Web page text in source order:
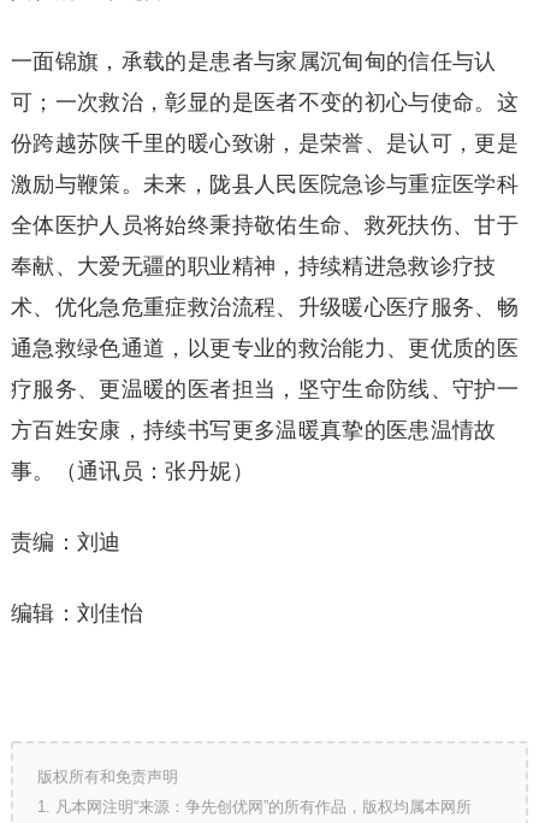
一面锦旗，承载的是患者与家属沉甸甸的信任与认
可；一次救治，彰显的是医者不变的初心与使命。这
份跨越苏陕千里的暖心致谢，是荣誉、是认可，更是
激励与鞭策。未来，陇县人民医院急诊与重症医学科
全体医护人员将始终秉持敬佑生命、救死扶伤、甘于
奉献、大爱无疆的职业精神，持续精进急救诊疗技
术、优化急危重症救治流程、升级暖心医疗服务、畅
通急救绿色通道，以更专业的救治能力、更优质的医
疗服务、更温暖的医者担当，坚守生命防线、守护一
方百姓安康，持续书写更多温暖真挚的医患温情故
事。（通讯员：张丹妮）
责编：刘迪
编辑：刘佳怡
版权所有和免责声明
1. 凡本网注明“来源：争先创优网”的所有作品，版权均属本网所